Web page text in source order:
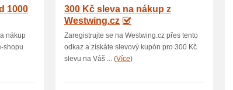
1000
nákup
shopu
300 Kč sleva na nákup z
Westwing.cz
Zaregistrujte se na Westwing.cz přes tento
odkaz a získáte slevový kupón pro 300 Kč
slevu na Váš ... (Více)